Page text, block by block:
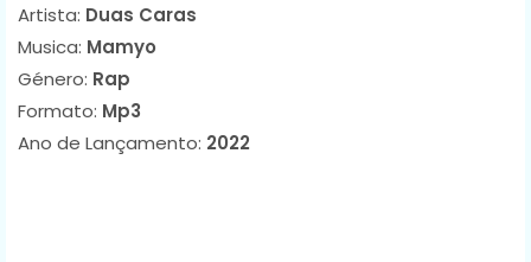
Artista: Duas Caras
Musica: Mamyo
Género: Rap
Formato: Mp3
Ano de Lançamento: 2022